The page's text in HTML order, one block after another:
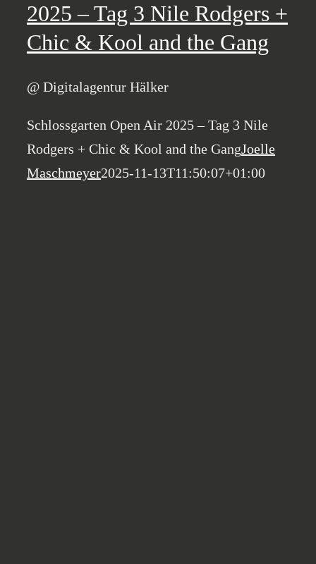
2025 – Tag 3 Nile Rodgers +
Chic & Kool and the Gang
@ Digitalagentur Hälker
Schlossgarten Open Air 2025 – Tag 3 Nile
Rodgers + Chic & Kool and the GangJoelle
Maschmeyer2025-11-13T11:50:07+01:00